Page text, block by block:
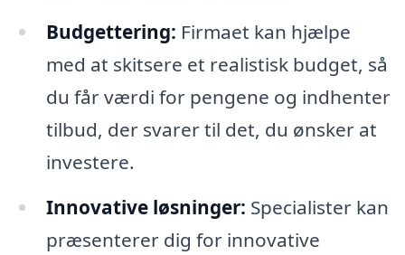
Budgettering: Firmaet kan hjælpe
med at skitsere et realistisk budget, så
du får værdi for pengene og indhenter
tilbud, der svarer til det, du ønsker at
investere.
Innovative løsninger: Specialister kan
præsenterer dig for innovative